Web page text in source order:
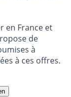
en France et
de
à
à ces offres.